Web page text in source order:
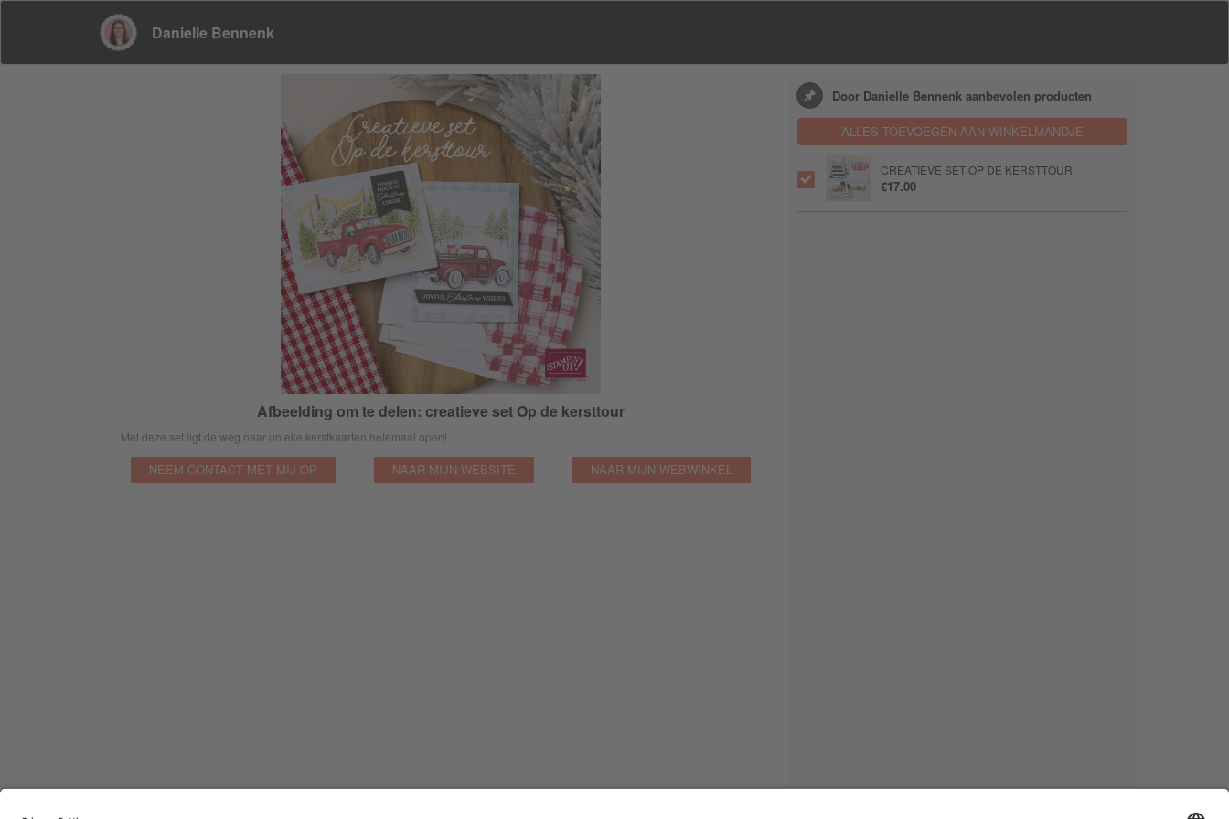
Danielle Bennenk
Afbeelding om te delen: creatieve set Op de kersttour
Met deze set ligt de weg naar unieke kerstkaarten helemaal open!
NEEM CONTACT MET MIJ OP NAAR MIJN WEBSITE NAAR MIJN WEBWINKEL
Door Danielle Bennenk aanbevolen producten
ALLES TOEVOEGEN AAN WINKELMANDJE
CREATIEVE SET OP DE KERSTTOUR
€17.00